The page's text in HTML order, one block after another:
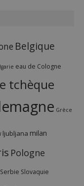
Belgique
eau de Cologne
tchèque
Grèce
ljubljana milan
Pologne
Serbie Slovaquie